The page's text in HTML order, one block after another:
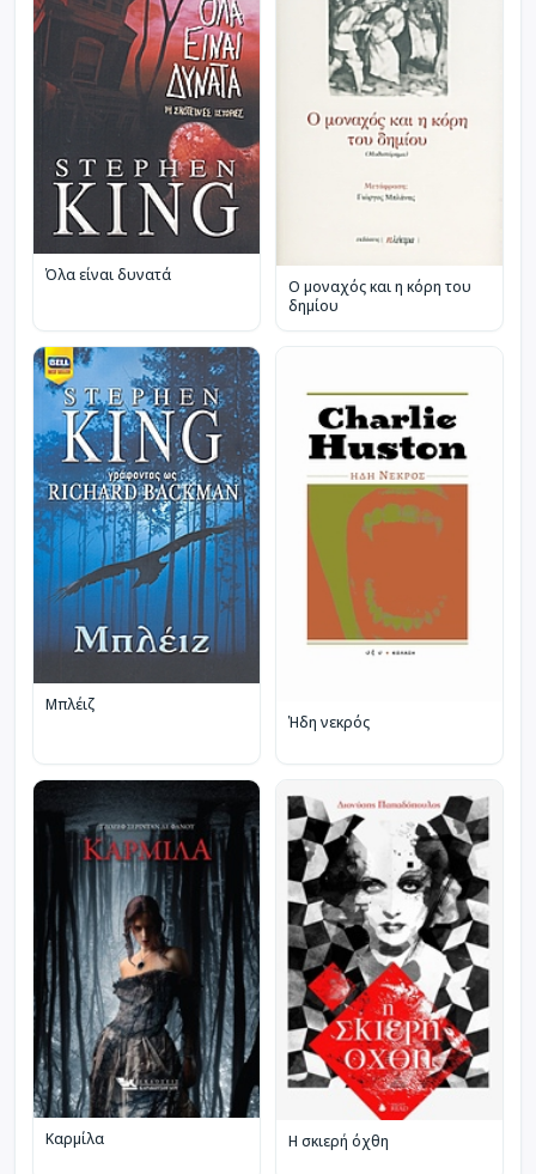
Όλα είναι δυνατά
Ο μοναχός και η κόρη του
δημίου
Μπλέιζ
Ήδη νεκρός
Καρμίλα Η σκιερή όχθη